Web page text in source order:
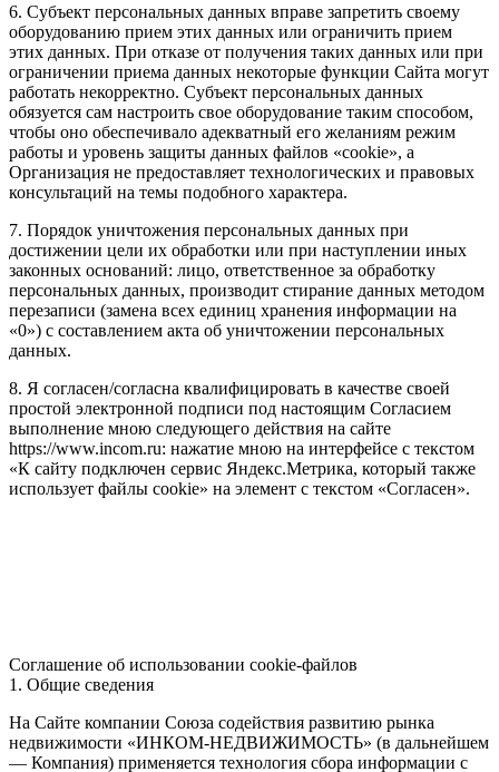
6. Субъект персональных данных вправе запретить своему
оборудованию прием этих данных или ограничить прием
этих данных. При отказе от получения таких данных или при
ограничении приема данных некоторые функции Сайта могут
работать некорректно. Субъект персональных данных
обязуется сам настроить свое оборудование таким способом,
чтобы оно обеспечивало адекватный его желаниям режим
работы и уровень защиты данных файлов «cookie», а
Организация не предоставляет технологических и правовых
консультаций на темы подобного характера.
7. Порядок уничтожения персональных данных при
достижении цели их обработки или при наступлении иных
законных оснований: лицо, ответственное за обработку
персональных данных, производит стирание данных методом
перезаписи (замена всех единиц хранения информации на
«0») с составлением акта об уничтожении персональных
данных.
8. Я согласен/согласна квалифицировать в качестве своей
простой электронной подписи под настоящим Согласием
выполнение мною следующего действия на сайте
https://www.incom.ru: нажатие мною на интерфейсе с текстом
«К сайту подключен сервис Яндекс.Метрика, который также
использует файлы cookie» на элемент с текстом «Согласен».
Соглашение об использовании cookie-файлов
1. Общие сведения
На Сайте компании Союза содействия развитию рынка
недвижимости «ИНКОМ-НЕДВИЖИМОСТЬ» (в дальнейшем
— Компания) применяется технология сбора информации с